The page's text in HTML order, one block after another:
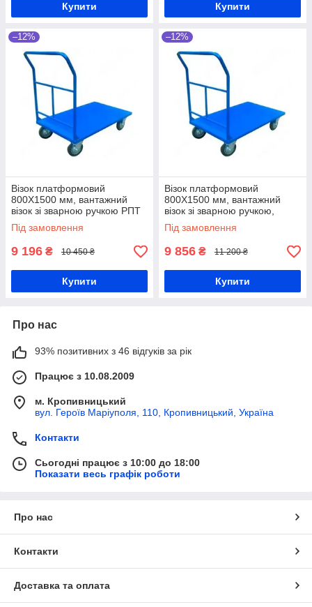
Купити Купити
–12%
Візок платформовий
800Х1500 мм, вантажний
візок зі зварною ручкою РПТ
(З) -015-160М, візок з
платформою, ручний візок
Під замовлення
9 196 ₴ 10 450 ₴
Купити
–12%
Візок платформовий
800Х1500 мм, вантажний
візок зі зварною ручкою,
ручний візок РПТ (З) -015-200
М, візок з платформою
Під замовлення
9 856 ₴ 11 200 ₴
Купити
Про нас
93% позитивних з 46 відгуків за рік
Працює з 10.08.2009
м. Кропивницький
вул. Героїв Маріуполя, 110, Кропивницький, Україна
Контакти
Сьогодні працює з 10:00 до 18:00
Показати весь графік роботи
Про нас
Контакти
Доставка та оплата